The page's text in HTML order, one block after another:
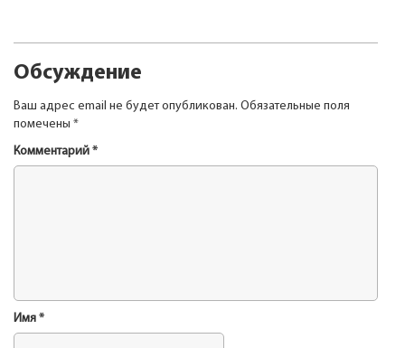
Обсуждение
Ваш адрес email не будет опубликован. Обязательные поля
помечены *
Комментарий *
Имя *